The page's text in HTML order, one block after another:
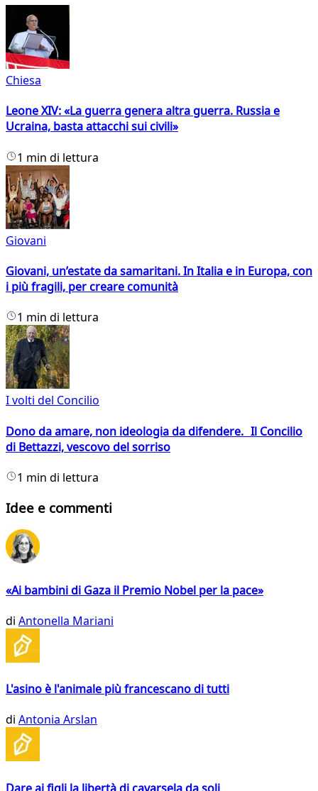
Chiesa
Leone XIV: «La guerra genera altra guerra. Russia e
Ucraina, basta attacchi sui civili»
1 min di lettura
Giovani
Giovani, un’estate da samaritani. In Italia e in Europa, con
i più fragili, per creare comunità
1 min di lettura
I volti del Concilio
Dono da amare, non ideologia da difendere. Il Concilio
di Bettazzi, vescovo del sorriso
1 min di lettura
Idee e commenti
«Ai bambini di Gaza il Premio Nobel per la pace»
di Antonella Mariani
L'asino è l'animale più francescano di tutti
di Antonia Arslan
Dare ai figli la libertà di cavarsela da soli